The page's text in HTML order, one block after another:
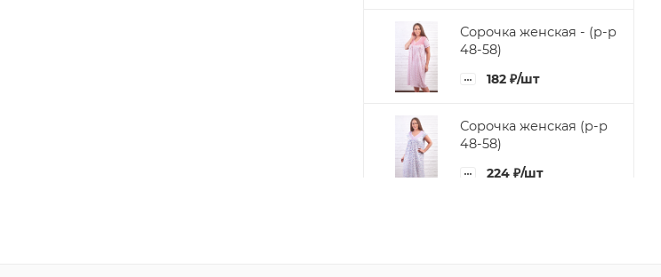
Сорочка женская - (р-р
48-58)
182 ₽/шт
Сорочка женская (р-р
48-58)
224 ₽/шт